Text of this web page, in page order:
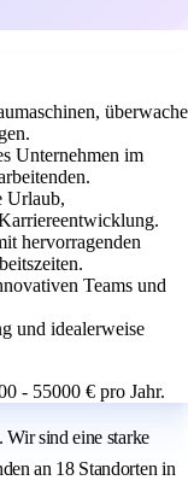
überwache
Unternehmen im
Urlaub,
hervorragenden
Teams und
und idealerweise
- 55000 € pro Jahr.
sind eine starke
an 18 Standorten in